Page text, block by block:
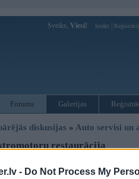
- Do Not Process My
Sveiks, Viesi! Ienākt
Forums Galerijas
diskusijas » Auto servisi un
restaurācija
Atbildēt